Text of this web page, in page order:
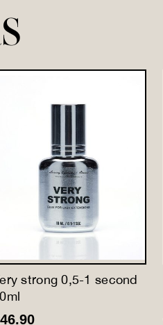
strong 0,5-1 second
46.90